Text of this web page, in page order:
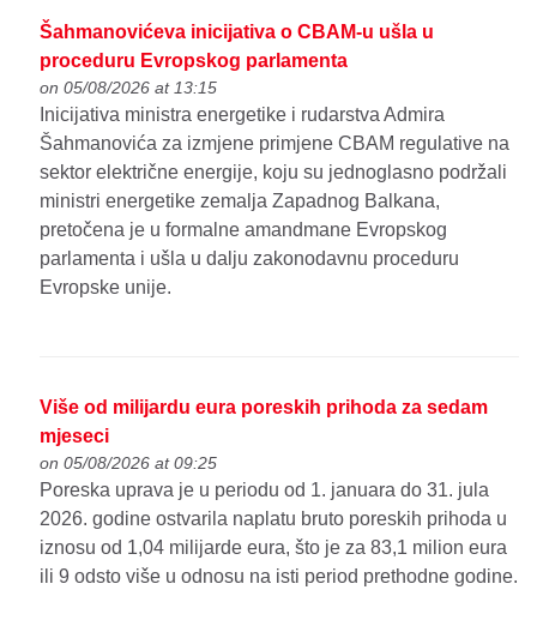
Šahmanovićeva inicijativa o CBAM-u ušla u
proceduru Evropskog parlamenta
on 05/08/2026 at 13:15
Inicijativa ministra energetike i rudarstva Admira
Šahmanovića za izmjene primjene CBAM regulative na
sektor električne energije, koju su jednoglasno podržali
ministri energetike zemalja Zapadnog Balkana,
pretočena je u formalne amandmane Evropskog
parlamenta i ušla u dalju zakonodavnu proceduru
Evropske unije.
Više od milijardu eura poreskih prihoda za sedam
mjeseci
on 05/08/2026 at 09:25
Poreska uprava je u periodu od 1. januara do 31. jula
2026. godine ostvarila naplatu bruto poreskih prihoda u
iznosu od 1,04 milijarde eura, što je za 83,1 milion eura
ili 9 odsto više u odnosu na isti period prethodne godine.